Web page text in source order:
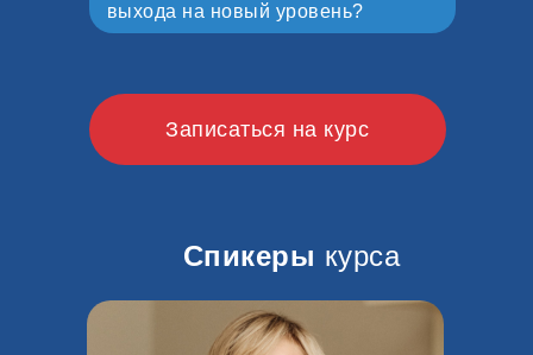
выхода на новый уровень?
Записаться на курс
Спикеры курса